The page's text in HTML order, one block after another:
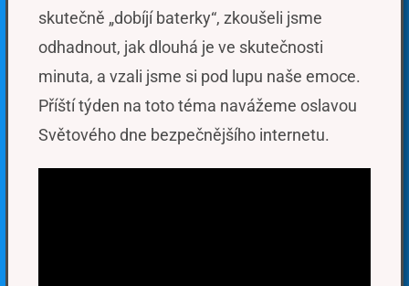
skutečně „dobíjí baterky“, zkoušeli jsme
odhadnout, jak dlouhá je ve skutečnosti
minuta, a vzali jsme si pod lupu naše emoce.
Příští týden na toto téma navážeme oslavou
Světového dne bezpečnějšího internetu.